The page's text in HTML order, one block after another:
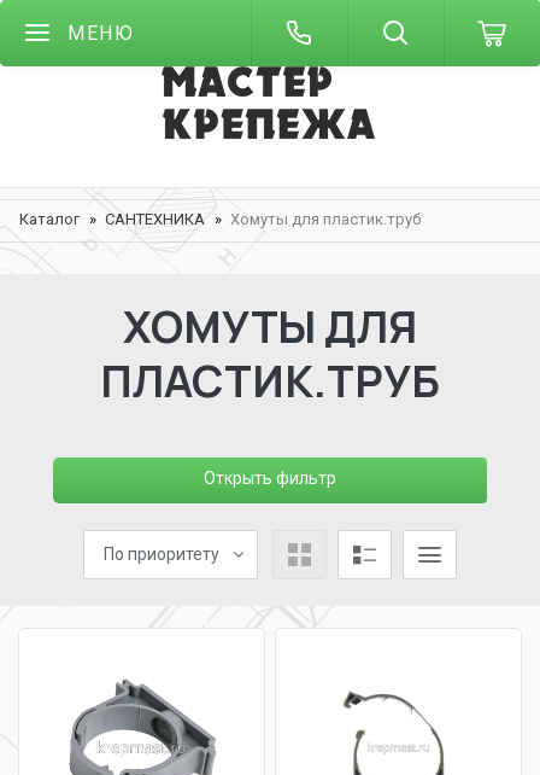
МЕНЮ
Каталог САНТЕХНИКА Хомуты для пластик.труб
ХОМУТЫ ДЛЯ
ПЛАСТИК.ТРУБ
Открыть фильтр
По приоритету